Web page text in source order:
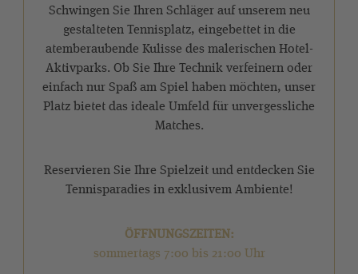
Schwingen Sie Ihren Schläger auf unserem neu
gestalteten Tennisplatz, eingebettet in die
atemberaubende Kulisse des malerischen Hotel-
Aktivparks. Ob Sie Ihre Technik verfeinern oder
einfach nur Spaß am Spiel haben möchten, unser
Platz bietet das ideale Umfeld für unvergessliche
Matches.
Reservieren Sie Ihre Spielzeit und entdecken Sie
Tennisparadies in exklusivem Ambiente!
ÖFFNUNGSZEITEN:
sommertags 7:00 bis 21:00 Uhr